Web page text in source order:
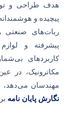
هدف طراحی و
پیچیده و
ربات‌های صنعتی
پیشرفته و
کاربردهای
مکاترونیک، در
مهندسان می‌دهد،
نگارش پایان نامه